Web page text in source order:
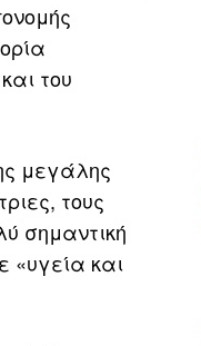
του
μεγάλης
τους
σημαντική
«υγεία και